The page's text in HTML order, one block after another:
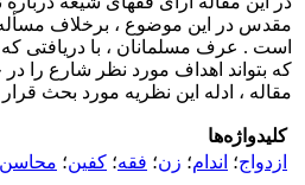
مقدس در این موضوع ، برخلاف مسأله
است . عرف مسلمانان ، با دریافتی که
که بتواند اهداف مورد نظر شارع را
مقاله ، ادله این نظریه مورد بحث
کلیدواژه‌ها
ازدواج؛ اندام؛ زن؛ فقه؛ کفین؛ محاسن